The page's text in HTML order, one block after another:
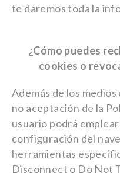
te daremos toda la
¿Cómo puedes
cookies o
Además de los
no aceptación de la
usuario podrá
configuración del
herramientas
Disconnect o Do Not